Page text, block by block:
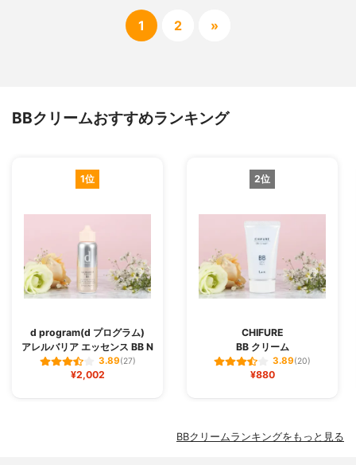
1 2 »
BBクリームおすすめランキング
1位
d program(d プログラム)
アレルバリア エッセンス BB N
3.89(27)
¥2,002
2位
CHIFURE
BB クリーム
3.89(20)
¥880
BBクリームランキングをもっと見る